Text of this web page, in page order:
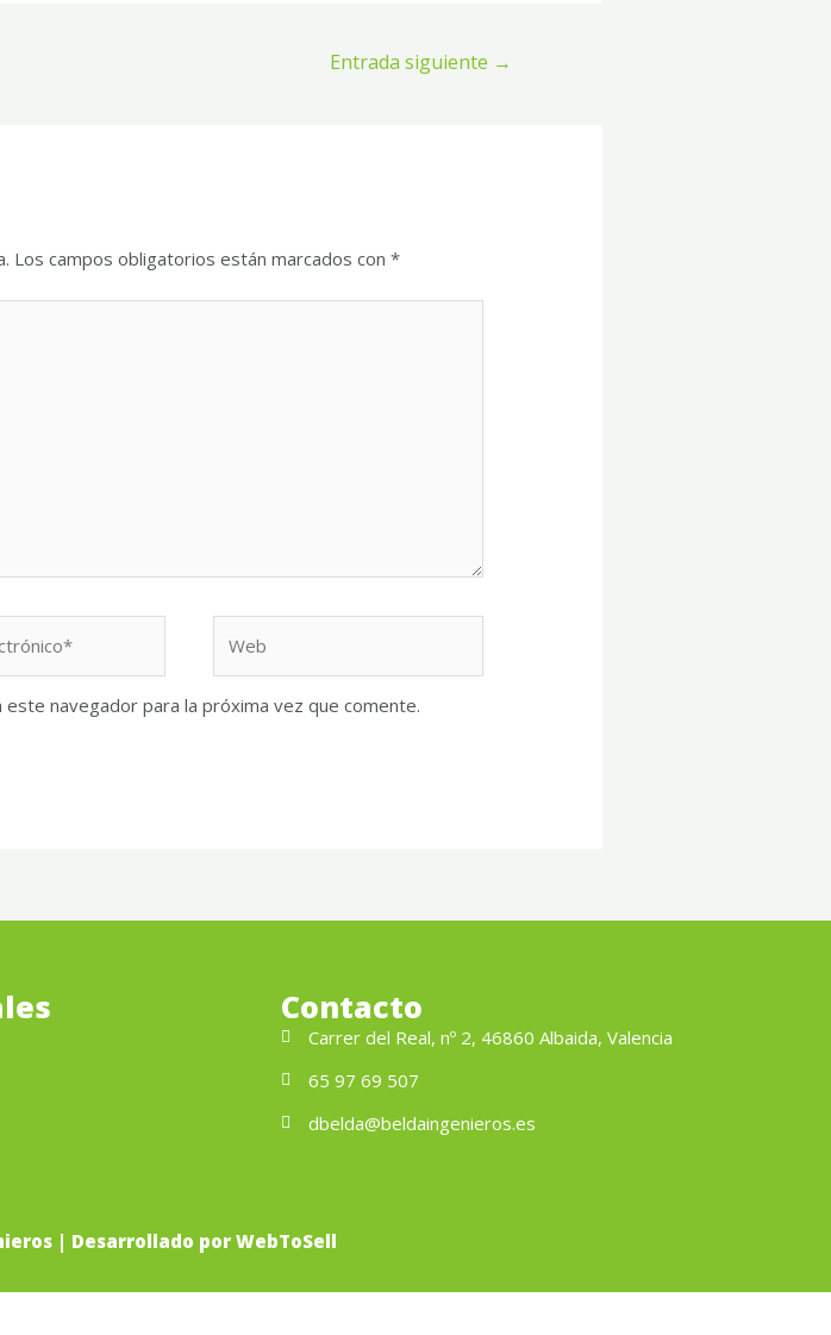
Entrada siguiente →
Los campos obligatorios están marcados con*
navegador para la próxima vez que comente.
Contacto
Carrer del Real, nº 2, 46860 Albaida, Valencia
65 97 69 507
dbelda@beldaingenieros.es
| Desarrollado por WebToSell